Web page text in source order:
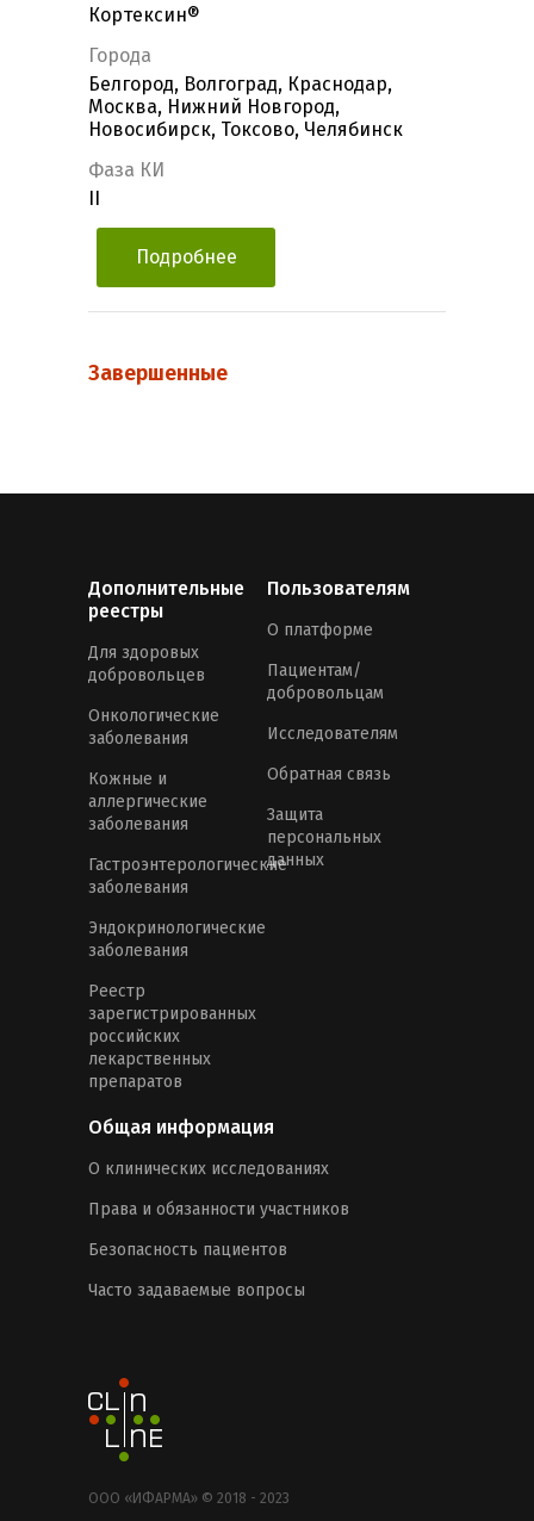
Кортексин®
Города
Белгород, Волгоград, Краснодар,
Москва, Нижний Новгород,
Новосибирск, Токсово, Челябинск
Фаза КИ
Подробнее
Завершенные
Дополнительные
реестры
Для здоровых
добровольцев
Онкологические
заболевания
Кожные и
аллергические
заболевания
Гастроэнтерологические
заболевания
Эндокринологические
заболевания
Реестр
зарегистрированных
российских
лекарственных
препаратов
Пользователям
О платформе
Пациентам/
добровольцам
Исследователям
Обратная связь
Защита
персональных
данных
Общая информация
О клинических исследованиях
Права и обязанности участников
Безопасность пациентов
Часто задаваемые вопросы
ООО «ИФАРМА» © 2018 - 2023